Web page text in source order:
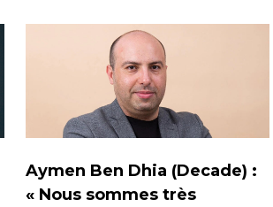
Aymen Ben Dhia (Decade) :
« Nous sommes très